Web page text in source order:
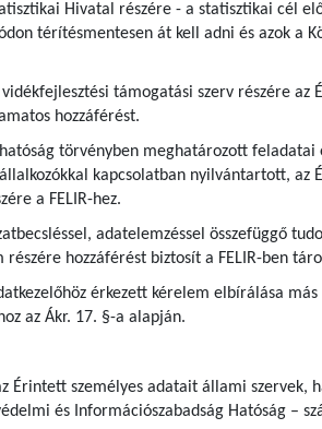
Hivatal részére - a statisztikai cél
térítésmentesen át kell adni és azok a
támogatási szerv részére az
hozzáférést.
törvényben meghatározott
kapcsolatban nyilvántartott, az
a FELIR-hez.
adatelemzéssel összefüggő
hozzáférést biztosít a FELIR-ben
érkezett kérelem elbírálása
az Ákr. 17. §-a alapján.
Érintett személyes adatait állami szervek,
és Információszabadság Hatóság –